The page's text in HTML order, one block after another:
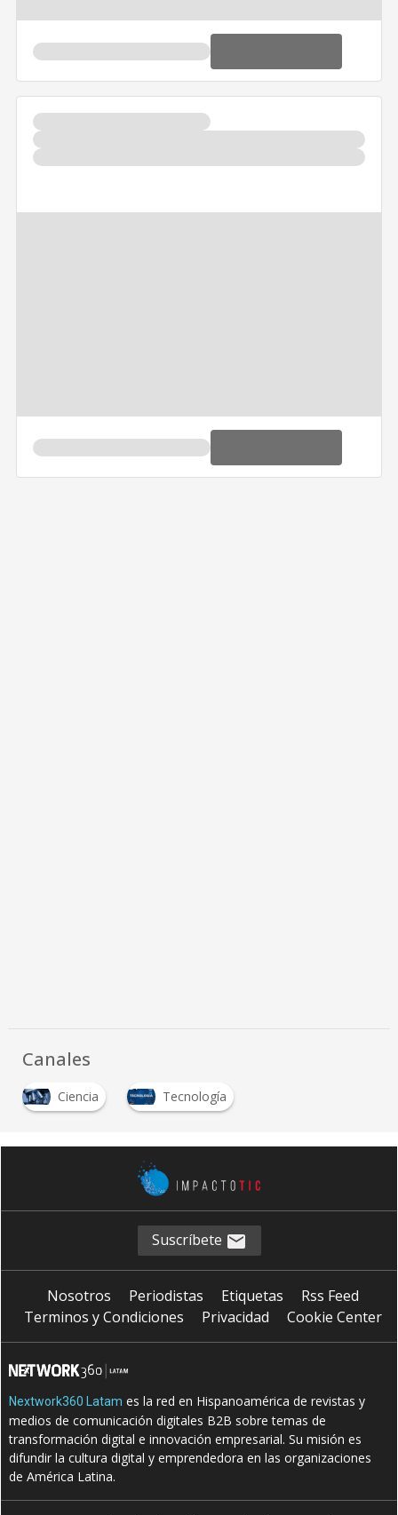
Canales
Ciencia Tecnología
Suscríbete
Nosotros Periodistas Etiquetas
Rss Feed
Terminos y Condiciones
Privacidad Cookie Center
Nextwork360 Latam es la red en Hispanoamérica de revistas y
medios de comunicación digitales B2B sobre temas de
transformación digital e innovación empresarial. Su misión es
difundir la cultura digital y emprendedora en las organizaciones
de América Latina.